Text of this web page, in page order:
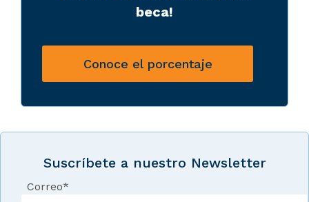
beca!
Conoce el porcentaje
Suscríbete a nuestro Newsletter
Correo*